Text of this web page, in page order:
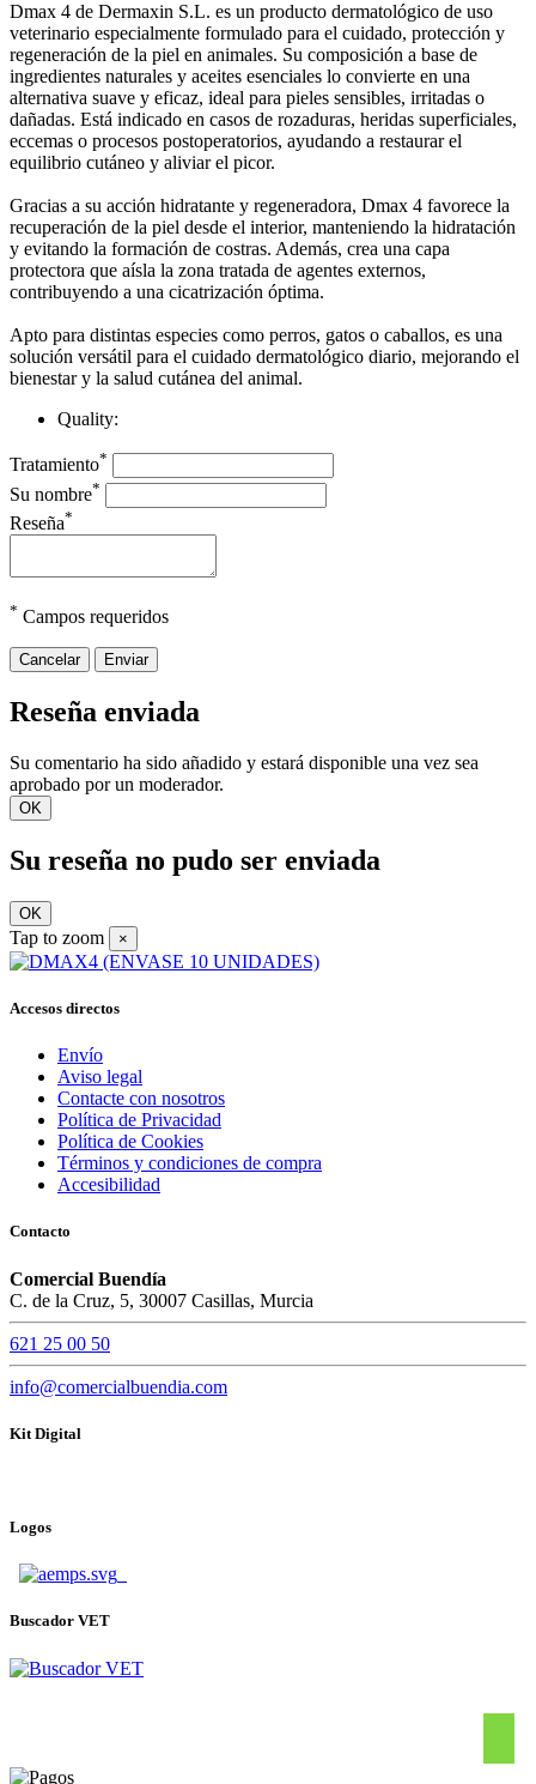
Dmax 4 de Dermaxin S.L. es un producto dermatológico de uso
veterinario especialmente formulado para el cuidado, protección y
regeneración de la piel en animales. Su composición a base de
ingredientes naturales y aceites esenciales lo convierte en una
alternativa suave y eficaz, ideal para pieles sensibles, irritadas o
dañadas. Está indicado en casos de rozaduras, heridas superficiales,
eccemas o procesos postoperatorios, ayudando a restaurar el
equilibrio cutáneo y aliviar el picor.
Gracias a su acción hidratante y regeneradora, Dmax 4 favorece la
recuperación de la piel desde el interior, manteniendo la hidratación
y evitando la formación de costras. Además, crea una capa
protectora que aísla la zona tratada de agentes externos,
contribuyendo a una cicatrización óptima.
Apto para distintas especies como perros, gatos o caballos, es una
solución versátil para el cuidado dermatológico diario, mejorando el
bienestar y la salud cutánea del animal.
Quality:
Tratamiento*
Su nombre*
Reseña*
* Campos requeridos
Cancelar Enviar
Reseña enviada
Su comentario ha sido añadido y estará disponible una vez sea
aprobado por un moderador.
OK
Su reseña no pudo ser enviada
OK
Tap to zoom ×
Accesos directos
Envío
Aviso legal
Contacte con nosotros
Política de Privacidad
Política de Cookies
Términos y condiciones de compra
Accesibilidad
Contacto
Comercial Buendía
C. de la Cruz, 5, 30007 Casillas, Murcia
621 25 00 50
info@comercialbuendia.com
Kit Digital
Logos
Buscador VET